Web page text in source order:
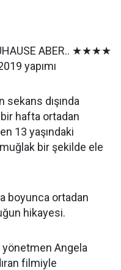
ABER.. ★★★★
yapımı
dışında
hafta ortadan
13 yaşındaki
bir şekilde ele
boyunca ortadan
hikayesi.
Angela
filmiyle